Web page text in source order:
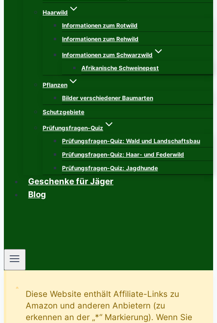
Haarwild
Informationen zum Rotwild
Informationen zum Rehwild
Informationen zum Schwarzwild
Afrikanische Schweinepest
Pflanzen
Bilder verschiedener Baumarten
Schutzgebiete
Prüfungsfragen-Quiz
Prüfungsfragen-Quiz: Wald und Landschaftsbau
Prüfungsfragen-Quiz: Haar- und Federwild
Prüfungsfragen-Quiz: Jagdhunde
Geschenke für Jäger
Blog
Diese Website enthält Affiliate-Links zu
Amazon und anderen Anbietern (zu
erkennen an der „*“ Markierung). Wenn Sie